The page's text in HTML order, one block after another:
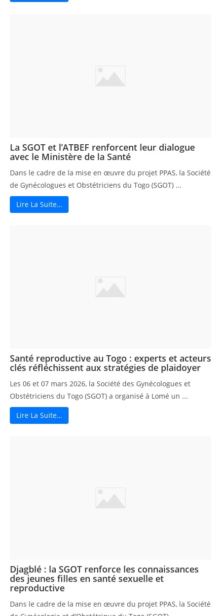
La SGOT et l’ATBEF renforcent leur dialogue
avec le Ministère de la Santé
Dans le cadre de la mise en œuvre du projet PPAS, la Société
de Gynécologues et Obstétriciens du Togo (SGOT) ...
Lire La Suite…
Santé reproductive au Togo : experts et acteurs
clés réfléchissent aux stratégies de plaidoyer
Les 06 et 07 mars 2026, la Société des Gynécologues et
Obstétriciens du Togo (SGOT) a organisé à Lomé un ...
Lire La Suite…
Djagblé : la SGOT renforce les connaissances
des jeunes filles en santé sexuelle et
reproductive
Dans le cadre de la mise en œuvre du projet PPAS, la Société